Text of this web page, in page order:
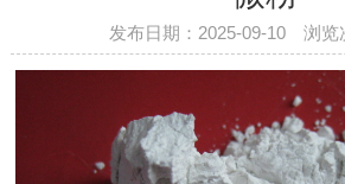
发布日期：2025-09-10 浏览